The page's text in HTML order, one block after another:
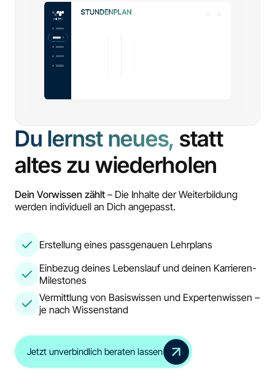
Du lernst neues, statt
altes zu wiederholen
Dein Vorwissen zählt – Die Inhalte der Weiterbildung
werden individuell an Dich angepasst.
Erstellung eines passgenauen Lehrplans
Einbezug deines Lebenslauf und deinen Karrieren-
Milestones
Vermittlung von Basiswissen und Expertenwissen –
je nach Wissenstand
Jetzt unverbindlich beraten lassen